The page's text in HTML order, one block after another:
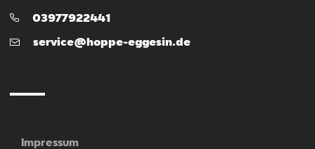
Telefon:
03977922441
E-
service@hoppe-eggesin.de
Impressum